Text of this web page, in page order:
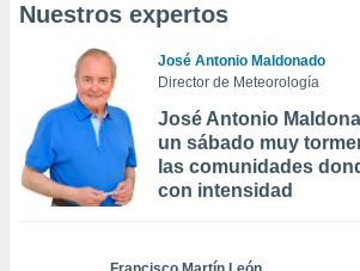
Nuestros expertos
José Antonio Maldonado
Director de Meteorología
José Antonio
un sábado muy
las comunidades
con intensidad